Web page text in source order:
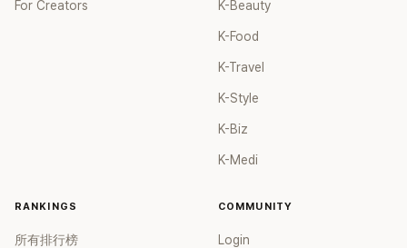
For Creators K-Beauty
K-Food
K-Travel
K-Style
K-Biz
K-Medi
RANKINGS
所有排行榜
COMMUNITY
Login